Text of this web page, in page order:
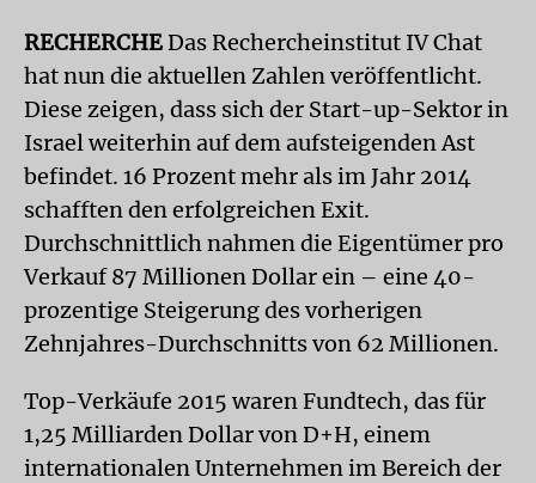
RECHERCHEDas Rechercheinstitut IV Chat
hat nun die aktuellen Zahlen veröffentlicht.
Diese zeigen, dass sich der Start-up-Sektor in
Israel weiterhin auf dem aufsteigenden Ast
befindet. 16 Prozent mehr als im Jahr 2014
schafften den erfolgreichen Exit.
Durchschnittlich nahmen die Eigentümer pro
Verkauf 87 Millionen Dollar ein – eine 40-
prozentige Steigerung des vorherigen
Zehnjahres-Durchschnitts von 62 Millionen.
Top-Verkäufe 2015 waren Fundtech, das für
1,25 Milliarden Dollar von D+H, einem
internationalen Unternehmen im Bereich der